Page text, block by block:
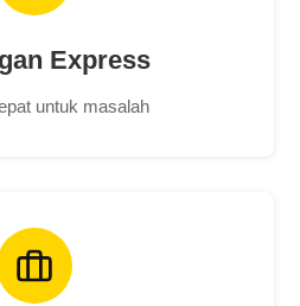
Express
untuk masalah